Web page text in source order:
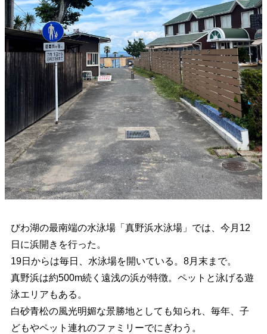
びわ湖の最南端の水泳場「真野浜水泳場」では、今月12
日に浜開きを行った。
19日からは毎日、水泳場を開いている。8月末まで。
真野浜は約500m続く遠浅の浜が特徴。ペットと泳げる遊
泳エリアもある。
白砂青松の風光明媚な景勝地としても知られ、毎年、子
どもやペット連れのファミリーでにぎわう。